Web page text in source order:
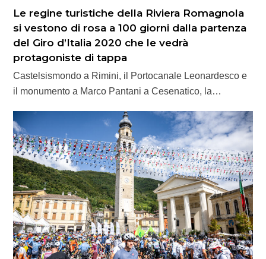
Le regine turistiche della Riviera Romagnola
si vestono di rosa a 100 giorni dalla partenza
del Giro d’Italia 2020 che le vedrà
protagoniste di tappa
Castelsismondo a Rimini, il Portocanale Leonardesco e
il monumento a Marco Pantani a Cesenatico, la…